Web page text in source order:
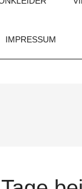
IMPRESSUM